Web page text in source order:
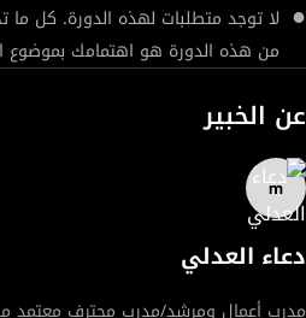
لن نتوقف هنا، بل سنتطرق أيضًا إلى
السوق بشكل فعال، ونقدم لك نماذج
التجاري وتحديد مصادر الدخل والتكاليف.
استراتيجيات التسويق الفعالة وخطوات
انضم إلينا الآن واستعد لاكتساب المعرفة
تحتاجها لبدء مشروعك التجاري الناجح
لا توجد متطلبات لهذه الدورة. كل ما
من هذه الدورة هو اهتمامك بموضوع
عن الخبير
دعاء العدلي
مدرب أعمال ومرشد/مدرب محترف معتمد